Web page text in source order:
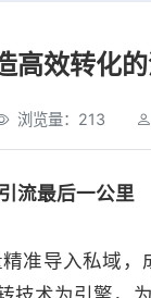
高效转化
浏览量：213
流最后一公里
准导入私域，